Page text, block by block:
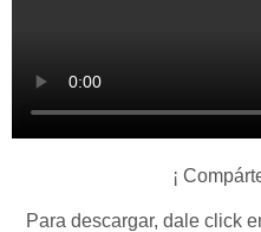
¡
Para descargar, dale click